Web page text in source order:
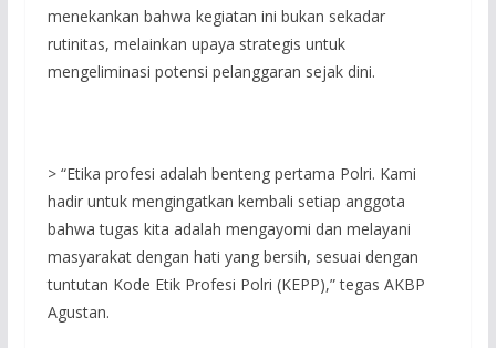
menekankan bahwa kegiatan ini bukan sekadar
rutinitas, melainkan upaya strategis untuk
mengeliminasi potensi pelanggaran sejak dini.
> “Etika profesi adalah benteng pertama Polri. Kami
hadir untuk mengingatkan kembali setiap anggota
bahwa tugas kita adalah mengayomi dan melayani
masyarakat dengan hati yang bersih, sesuai dengan
tuntutan Kode Etik Profesi Polri (KEPP),” tegas AKBP
Agustan.